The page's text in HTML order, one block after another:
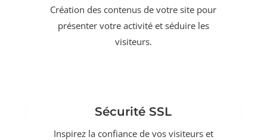
Création des contenus de votre site pour
présenter votre activité et séduire les
visiteurs.
Sécurité SSL
Inspirez la confiance de vos visiteurs et